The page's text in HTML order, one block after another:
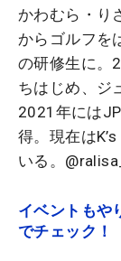
かわむら・り
からゴルフを
の研修生に。
ちはじめ、ジ
2021年には
得。現在は
いる。
イベントもや
でチェック！